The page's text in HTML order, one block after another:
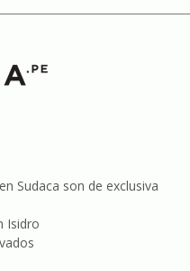
Sudaca son de exclusiva
Isidro